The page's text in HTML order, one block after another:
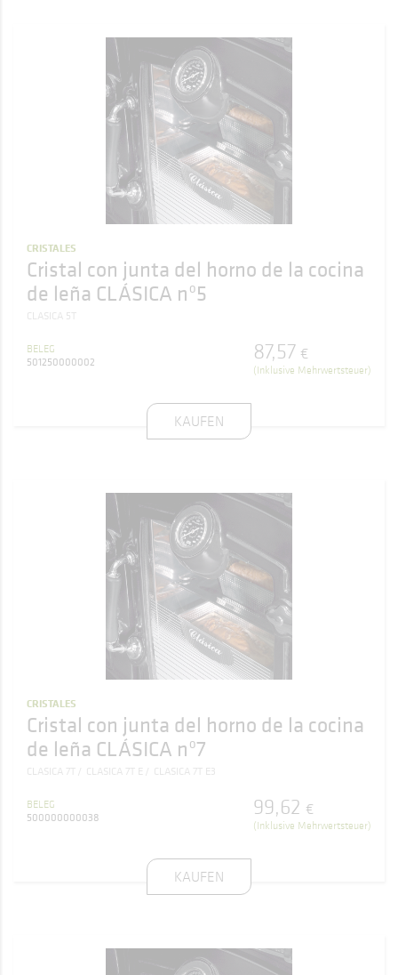
CRISTALES
Cristal con junta del horno de la cocina
de leña CLÁSICA nº5
CLASICA 5T
BELEG
501250000002
87,57 €
(Inklusive Mehrwertsteuer)
KAUFEN
CRISTALES
Cristal con junta del horno de la cocina
de leña CLÁSICA nº7
CLASICA 7T CLASICA 7T E CLASICA 7T E3
BELEG
500000000038
99,62 €
(Inklusive Mehrwertsteuer)
KAUFEN